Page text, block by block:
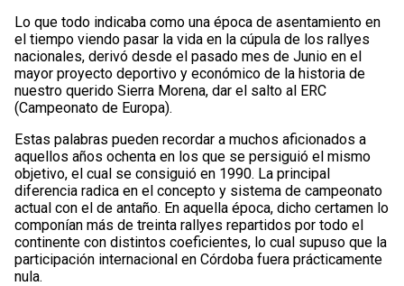
Lo que todo indicaba como una época de asentamiento en
el tiempo viendo pasar la vida en la cúpula de los rallyes
nacionales, derivó desde el pasado mes de Junio en el
mayor proyecto deportivo y económico de la historia de
nuestro querido Sierra Morena, dar el salto al ERC
(Campeonato de Europa).
Estas palabras pueden recordar a muchos aficionados a
aquellos años ochenta en los que se persiguió el mismo
objetivo, el cual se consiguió en 1990. La principal
diferencia radica en el concepto y sistema de campeonato
actual con el de antaño. En aquella época, dicho certamen lo
componían más de treinta rallyes repartidos por todo el
continente con distintos coeficientes, lo cual supuso que la
participación internacional en Córdoba fuera prácticamente
nula.